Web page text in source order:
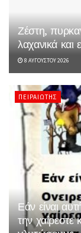
Ζέστη,
λαχανικά
8 ΑΥΓΟΎΣΤΟΥ 2026
ΠΕΙΡΑΙΏΤΗΣ
Εάν είναι
την χαίρεστε